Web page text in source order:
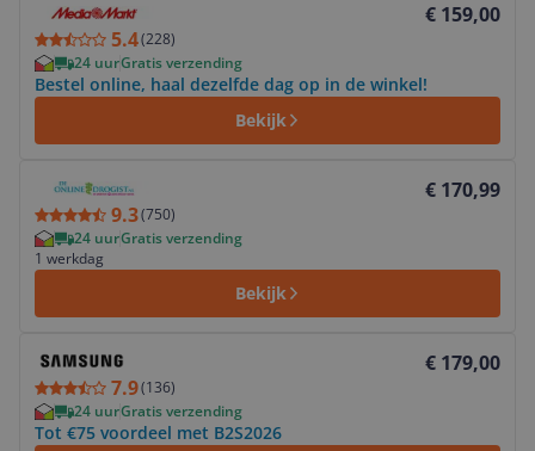
5.4(228)
€ 159,00
24 uurGratis verzending
Bestel online, haal dezelfde dag op in de winkel!
Bekijk
9.3(750)
€ 170,99
24 uurGratis verzending
1 werkdag
Bekijk
7.9(136)
€ 179,00
24 uurGratis verzending
Tot €75 voordeel met B2S2026